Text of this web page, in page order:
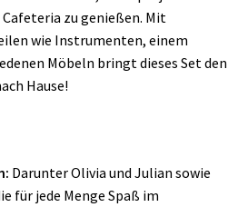
zu genießen. Mit
wie Instrumenten, einem
Möbeln bringt dieses Set den
Hause!
Darunter Olivia und Julian sowie
für jede Menge Spaß im